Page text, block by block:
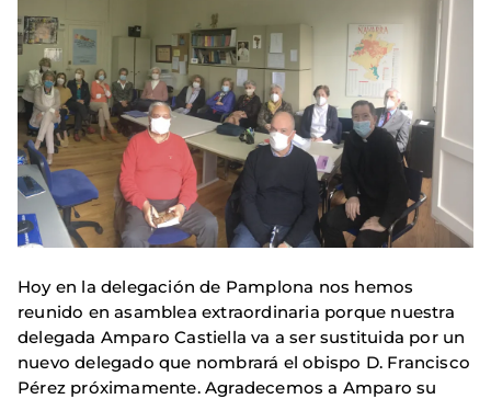
Hoy en la delegación de Pamplona nos hemos
reunido en asamblea extraordinaria porque nuestra
delegada Amparo Castiella va a ser sustituida por un
nuevo delegado que nombrará el obispo D. Francisco
Pérez próximamente. Agradecemos a Amparo su